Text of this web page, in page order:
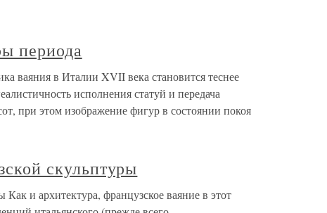
периода
ваяния в Италии XVII века становится теснее
исполнения статуй и передача
при этом изображение фигур в состоянии покоя
скульптуры
и архитектура, французское ваяние в этот